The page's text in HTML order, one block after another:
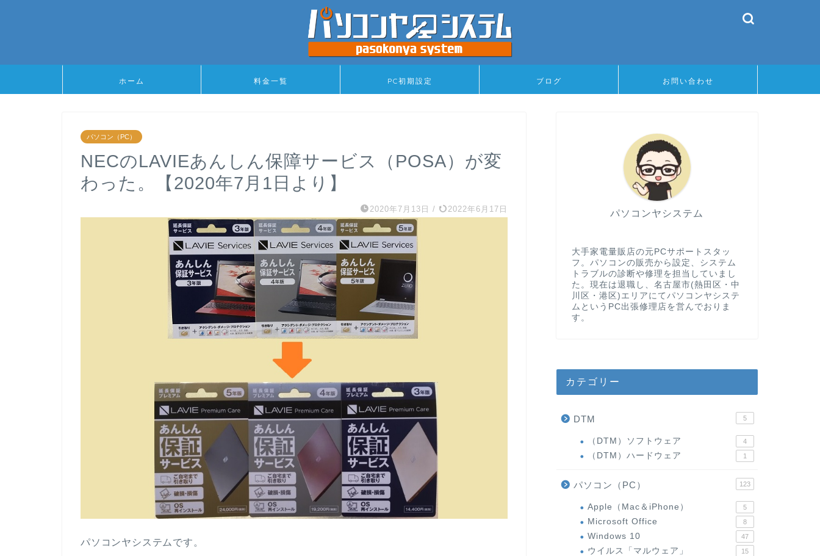
ホーム 料金一覧 PC初期設定 ブログ お問い合わせ
パソコン（PC）
NECのLAVIEあんしん保障サービス（POSA）が変
わった。【2020年7月1日より】
2020年7月13日 / 2022年6月17日
パソコンヤシステムです。
パソコンヤシステム
大手家電量販店の元PCサポートスタッ
フ。パソコンの販売から設定、システム
トラブルの診断や修理を担当していまし
た。現在は退職し、名古屋市(熱田区・中
川区・港区)エリアにてパソコンヤシステ
ムというPC出張修理店を営んでおりま
す。
カテゴリー
DTM 5
（DTM）ソフトウェア 4
（DTM）ハードウェア 1
パソコン（PC） 123
Apple（Mac＆iPhone） 5
Microsoft Office 8
Windows 10 47
ウイルス「マルウェア」 15